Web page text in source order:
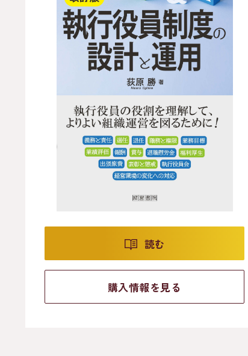
読む
購入情報を見る